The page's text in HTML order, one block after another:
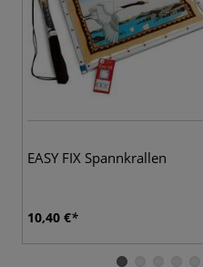
EASY FIX Spannkrallen
10,40 €